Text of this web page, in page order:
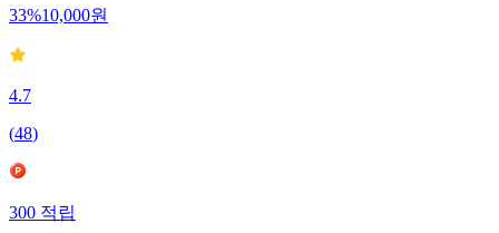
33%10,000원
4.7
(48)
300적립